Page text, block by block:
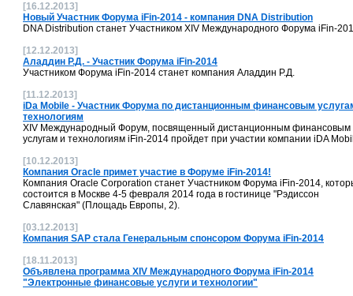
[16.12.2013]
Новый Участник Форума iFin-2014 - компания DNA Distribution
DNA Distribution станет Участником XIV Международного Форума iFin-
[12.12.2013]
Аладдин Р.Д. - Участник Форума iFin-2014
Участником Форума iFin-2014 станет компания Аладдин Р.Д.
[11.12.2013]
iDa Mobile - Участник Форума по дистанционным финансовым
технологиям
XIV Международный Форум, посвященный дистанционным финансовым
услугам и технологиям iFin-2014 пройдет при участии компании iDA
[10.12.2013]
Компания Oracle примет участие в Форуме iFin-2014!
Компания Oracle Corporation станет Участником Форума iFin-2014,
состоится в Москве 4-5 февраля 2014 года в гостинице "Рэдиссон
Славянская" (Площадь Европы, 2).
[03.12.2013]
Компания SAP стала Генеральным спонсором Форума iFin-2014
[18.11.2013]
Объявлена программа XIV Международного Форума iFin-2014
"Электронные финансовые услуги и технологии"